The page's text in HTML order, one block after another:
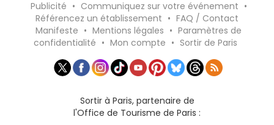
Publicité • Communiquez sur votre événement •
Référencez un établissement • FAQ / Contact
Manifeste • Mentions légales • Paramètres de
confidentialité • Mon compte • Sortir de Paris
Sortir à Paris, partenaire de
l'Office de Tourisme de Paris :